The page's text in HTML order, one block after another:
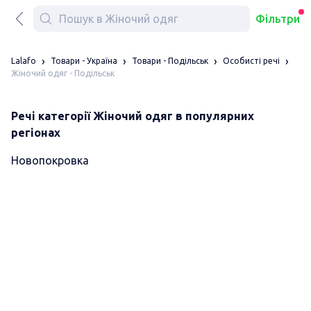
Фільтри
Lalafo Товари - Україна Товари - Подільськ
Особисті речі
Жіночий одяг - Подільськ
Речі категорії Жіночий одяг в популярних
регіонах
Новопокровка